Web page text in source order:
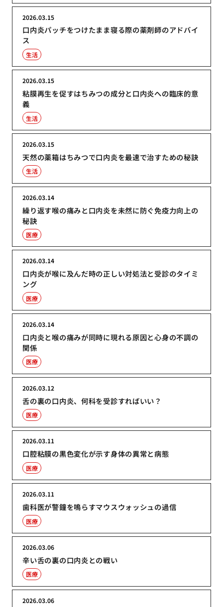
口内炎パッチをつけたまま寝る際の薬剤師のアドバイ
ス
2026.03.15
生活
粘膜再生を促すはちみつの成分と口内炎への臨床的意
義
2026.03.15
生活
天然の薬箱はちみつで口内炎を最速で治すための秘訣
2026.03.15
生活
繰り返す喉の痛みと口内炎を未然に防ぐ免疫力向上の
秘訣
2026.03.14
医療
口内炎が喉に及んだ時の正しい対処法と受診のタイミ
ング
2026.03.14
医療
口内炎と喉の痛みが同時に現れる原因と心身の不調の
関係
2026.03.14
医療
舌の裏の口内炎、何科を受診すればいい？
2026.03.12
医療
口腔粘膜の黒色変化が示す身体の異常と病態
2026.03.11
医療
歯科医が警鐘を鳴らすマウスウォッシュの過信
2026.03.11
医療
辛い舌の裏の口内炎との戦い
2026.03.06
医療
2026.03.06